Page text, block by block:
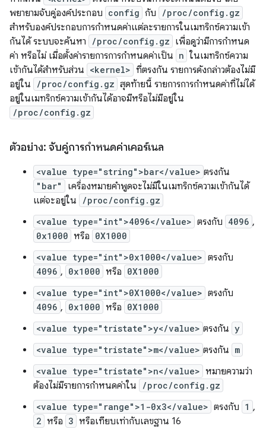
พยายามจับคู่องค์ประกอบ config กับ /proc/config.gz
สำหรับองค์ประกอบการกำหนดค่าแต่ละรายการในเมทริกซ์ความเข้า
กันได้ ระบบจะค้นหา
/proc/config.gz เพื่อดูว่ามีการกำหนด
ค่า หรือไม่ เมื่อตั้งค่ารายการการกำหนดค่าเป็น n ในเมทริกซ์ความ
เข้ากันได้สำหรับส่วน <kernel> ที่ตรงกัน รายการดังกล่าวต้องไม่มี
อยู่ใน
/proc/config.gz สุดท้ายนี้ รายการการกำหนดค่าที่ไม่ได้
อยู่ในเมทริกซ์ความเข้ากันได้อาจมีหรือไม่มีอยู่ใน
/proc/config.gz
ตัวอย่าง: จับคู่การกำหนดค่าเคอร์เนล
<value type="string">bar</value> ตรงกัน
"bar"
เครื่องหมายคำพูดจะไม่มีในเมทริกซ์ความเข้ากันได้
แต่จะอยู่ใน
/proc/config.gz
<value type="int">4096</value> ตรงกับ 4096 ,
0x1000 หรือ 0X1000
<value type="int">0x1000</value> ตรงกับ
4096 , 0x1000 หรือ 0X1000
<value type="int">0X1000</value> ตรงกับ
4096 , 0x1000 หรือ 0X1000
<value type="tristate">y</value> ตรงกัน y
<value type="tristate">m</value> ตรงกัน m
<value type="tristate">n</value> หมายความว่า
ต้องไม่มีรายการกำหนดค่าใน
/proc/config.gz
<value type="range">1-0x3</value> ตรงกับ 1 ,
2 หรือ 3 หรือเทียบเท่ากับเลขฐาน 16